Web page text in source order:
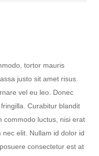
tortor mauris
justo sit amet risus.
vel eu leo. Donec
Curabitur blandit
commodo luctus, nisi erat
elit. Nullam id dolor id
consectetur est at